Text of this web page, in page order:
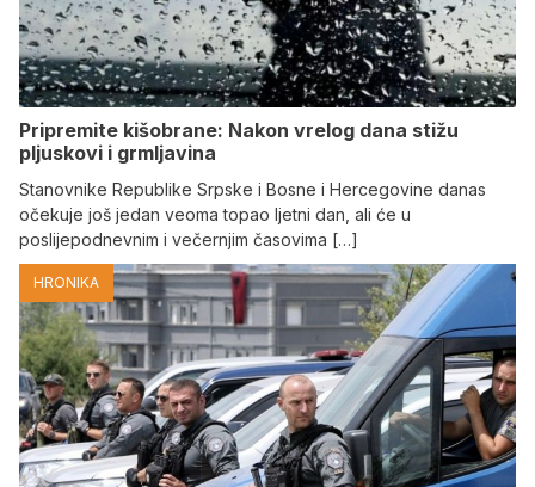
Pripremite kišobrane: Nakon vrelog dana stižu
pljuskovi i grmljavina
Stanovnike Republike Srpske i Bosne i Hercegovine danas
očekuje još jedan veoma topao ljetni dan, ali će u
poslijepodnevnim i večernjim časovima […]
HRONIKA